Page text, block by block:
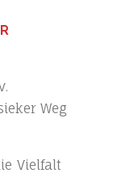
Weg
Vielfalt